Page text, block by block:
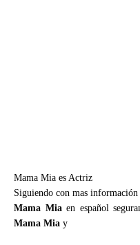
Mama Mia es Actriz
Siguiendo con mas información
Mama Miaen español
Mama Mia y